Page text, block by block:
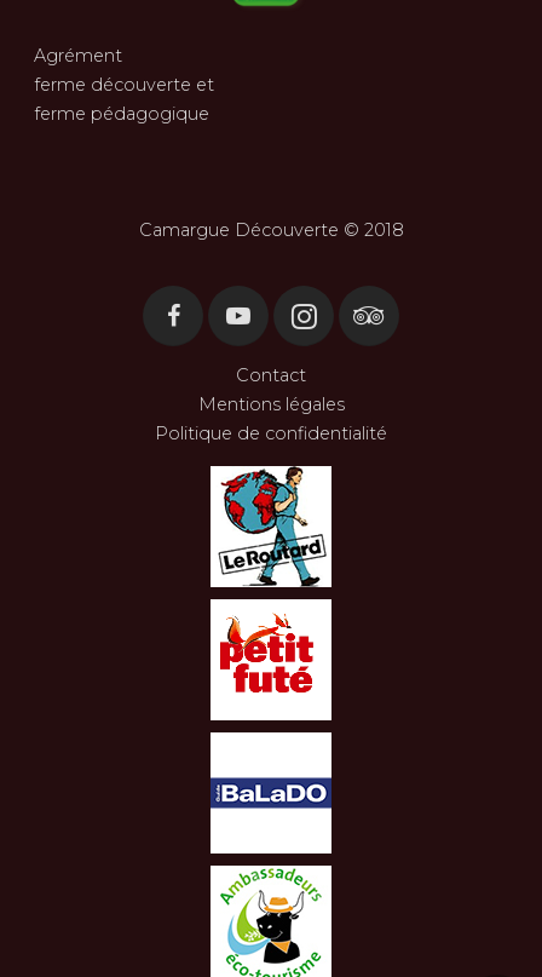
Agrément
ferme découverte et
ferme pédagogique
Camargue Découverte © 2018
Contact
Mentions légales
Politique de confidentialité